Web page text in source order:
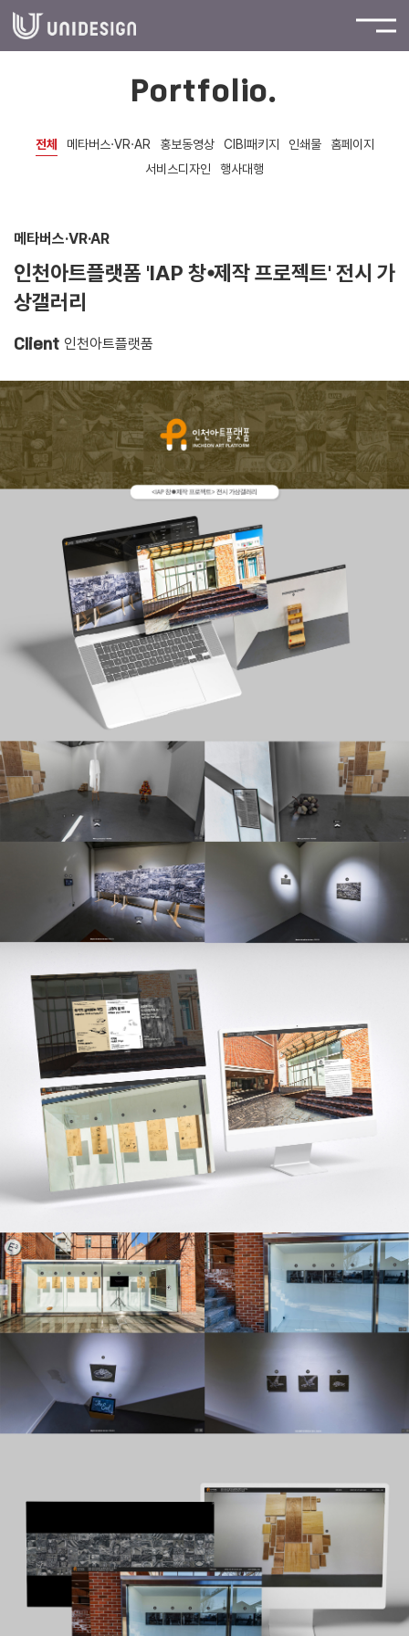
Portfolio.
전체 메타버스·VR·AR 홍보동영상 CIBI패키지 인쇄물
홈페이지
서비스디자인
행사대행
메타버스·VR·AR
인천아트플랫폼 'IAP 창⦁제작 프로젝트' 전시 가
상갤러리
Client 인천아트플랫품